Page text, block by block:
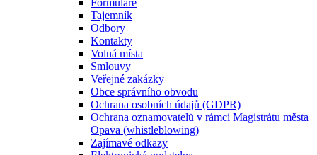
Formuláře
Tajemník
Odbory
Kontakty
Volná místa
Smlouvy
Veřejné zakázky
Obce správního obvodu
Ochrana osobních údajů (GDPR)
Ochrana oznamovatelů v rámci Magistrátu města
Opava (whistleblowing)
Zajímavé odkazy